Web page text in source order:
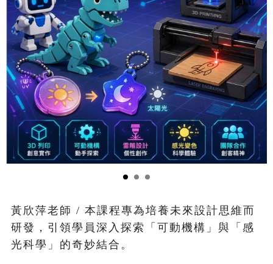
黃欣萍老師 / 本課程專為培養未來設計思維而
研發，引領學員深入探索「可動機構」與「感
光科學」的奇妙結合。